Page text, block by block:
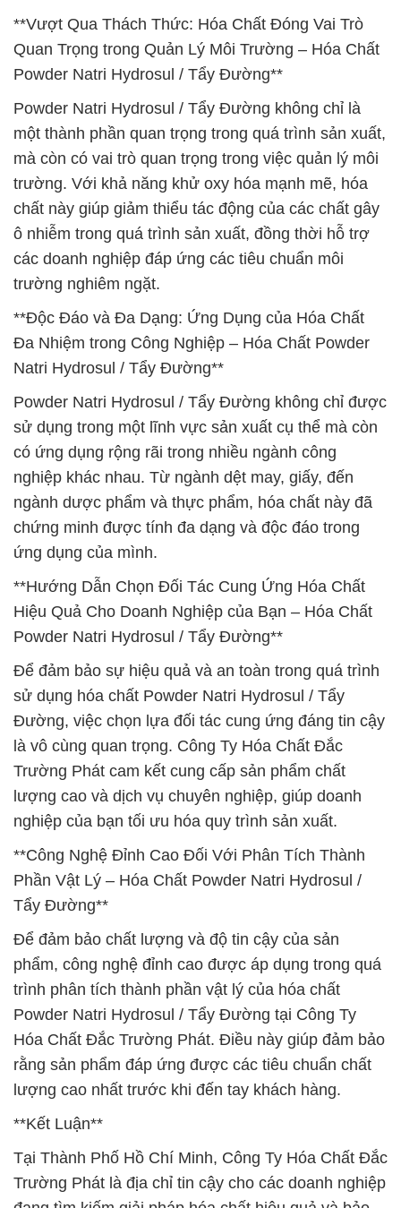
**Vượt Qua Thách Thức: Hóa Chất Đóng Vai Trò
Quan Trọng trong Quản Lý Môi Trường – Hóa Chất
Powder Natri Hydrosul / Tẩy Đường**
Powder Natri Hydrosul / Tẩy Đường không chỉ là
một thành phần quan trọng trong quá trình sản xuất,
mà còn có vai trò quan trọng trong việc quản lý môi
trường. Với khả năng khử oxy hóa mạnh mẽ, hóa
chất này giúp giảm thiểu tác động của các chất gây
ô nhiễm trong quá trình sản xuất, đồng thời hỗ trợ
các doanh nghiệp đáp ứng các tiêu chuẩn môi
trường nghiêm ngặt.
**Độc Đáo và Đa Dạng: Ứng Dụng của Hóa Chất
Đa Nhiệm trong Công Nghiệp – Hóa Chất Powder
Natri Hydrosul / Tẩy Đường**
Powder Natri Hydrosul / Tẩy Đường không chỉ được
sử dụng trong một lĩnh vực sản xuất cụ thể mà còn
có ứng dụng rộng rãi trong nhiều ngành công
nghiệp khác nhau. Từ ngành dệt may, giấy, đến
ngành dược phẩm và thực phẩm, hóa chất này đã
chứng minh được tính đa dạng và độc đáo trong
ứng dụng của mình.
**Hướng Dẫn Chọn Đối Tác Cung Ứng Hóa Chất
Hiệu Quả Cho Doanh Nghiệp của Bạn – Hóa Chất
Powder Natri Hydrosul / Tẩy Đường**
Để đảm bảo sự hiệu quả và an toàn trong quá trình
sử dụng hóa chất Powder Natri Hydrosul / Tẩy
Đường, việc chọn lựa đối tác cung ứng đáng tin cậy
là vô cùng quan trọng. Công Ty Hóa Chất Đắc
Trường Phát cam kết cung cấp sản phẩm chất
lượng cao và dịch vụ chuyên nghiệp, giúp doanh
nghiệp của bạn tối ưu hóa quy trình sản xuất.
**Công Nghệ Đỉnh Cao Đối Với Phân Tích Thành
Phần Vật Lý – Hóa Chất Powder Natri Hydrosul /
Tẩy Đường**
Để đảm bảo chất lượng và độ tin cậy của sản
phẩm, công nghệ đỉnh cao được áp dụng trong quá
trình phân tích thành phần vật lý của hóa chất
Powder Natri Hydrosul / Tẩy Đường tại Công Ty
Hóa Chất Đắc Trường Phát. Điều này giúp đảm bảo
rằng sản phẩm đáp ứng được các tiêu chuẩn chất
lượng cao nhất trước khi đến tay khách hàng.
**Kết Luận**
Tại Thành Phố Hồ Chí Minh, Công Ty Hóa Chất Đắc
Trường Phát là địa chỉ tin cậy cho các doanh nghiệp